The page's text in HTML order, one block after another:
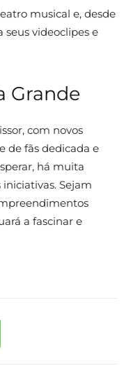
musical e, desde
seus videoclipes e
Grande
com novos
de fãs dedicada e
há muita
Sejam
a fascinar e